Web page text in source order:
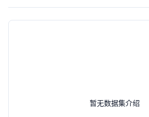
暂无数据集介绍